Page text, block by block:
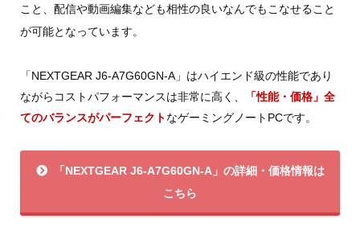
こと、配信や動画編集なども相性の良いなんでもこなせること
が可能となっています。
「NEXTGEAR J6-A7G60GN-A」はハイエンド級の性能であり
ながらコストパフォーマンスは非常に高く、
「性能・価格」全
てのバランスがパーフェクトなゲーミングノートPCです。
「NEXTGEAR J6-A7G60GN-A」の詳細・価格情報は
こちら